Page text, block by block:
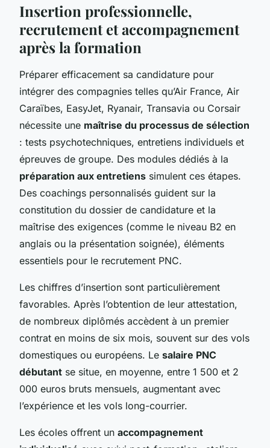
Insertion professionnelle,
recrutement et accompagnement
après la formation
Préparer efficacement sa candidature pour
intégrer des compagnies telles qu’Air France, Air
Caraïbes, EasyJet, Ryanair, Transavia ou Corsair
nécessite une maîtrise du processus de sélection
: tests psychotechniques, entretiens individuels et
épreuves de groupe. Des modules dédiés à la
préparation aux entretiens simulent ces étapes.
Des coachings personnalisés guident sur la
constitution du dossier de candidature et la
maîtrise des exigences (comme le niveau B2 en
anglais ou la présentation soignée), éléments
essentiels pour le recrutement PNC.
Les chiffres d’insertion sont particulièrement
favorables. Après l’obtention de leur attestation,
de nombreux diplômés accèdent à un premier
contrat en moins de six mois, souvent sur des vols
domestiques ou européens. Le salaire PNC
débutant se situe, en moyenne, entre 1 500 et 2
000 euros bruts mensuels, augmentant avec
l’expérience et les vols long-courrier.
Les écoles offrent un accompagnement